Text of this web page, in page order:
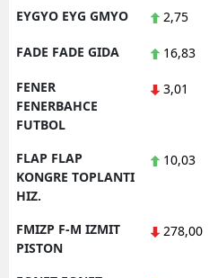
EYGYO EYG GMYO 2,75
FADE FADE GIDA 16,83
FENER
FENERBAHCE
FUTBOL
3,01
FLAP FLAP
KONGRE TOPLANTI
HIZ.
10,03
FMIZP F-M IZMIT
PISTON
278,00